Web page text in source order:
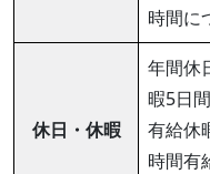
時間に
休日・休暇
年間休
暇5日
有給休
時間有